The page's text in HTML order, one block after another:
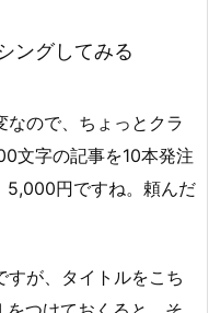
ングしてみる
なので、ちょっとクラ
文字の記事を10本発注
5,000円ですね。頼んだ
すが、タイトルをこち